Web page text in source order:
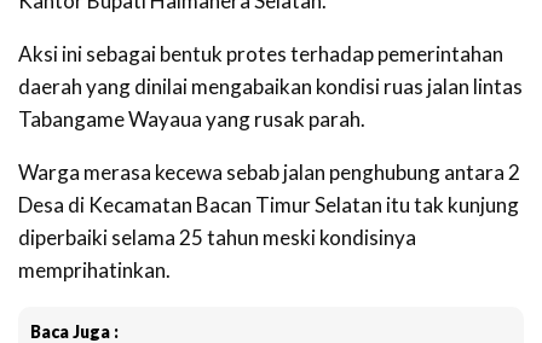
Aksi ini sebagai bentuk protes terhadap pemerintahan
daerah yang dinilai mengabaikan kondisi ruas jalan lintas
Tabangame Wayaua yang rusak parah.
Warga merasa kecewa sebab jalan penghubung antara 2
Desa di Kecamatan Bacan Timur Selatan itu tak kunjung
diperbaiki selama 25 tahun meski kondisinya
memprihatinkan.
Baca Juga :